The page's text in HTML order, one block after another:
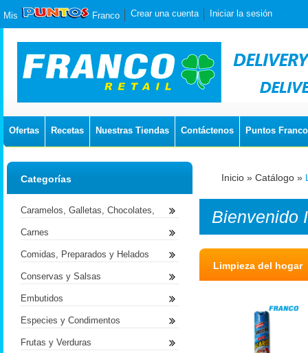
Mis Franco Crear una cuenta Iniciar la sesión
Ofertas Recetas Nuestras Tiendas Contáctenos Puntos Franco
Inicio » Catálogo »
Bienvenido
Limpieza del hogar
Categorías
Caramelos, Galletas, Chocolates,
Carnes
Comidas, Preparados y Helados
Conservas y Salsas
Embutidos
Especies y Condimentos
Frutas y Verduras